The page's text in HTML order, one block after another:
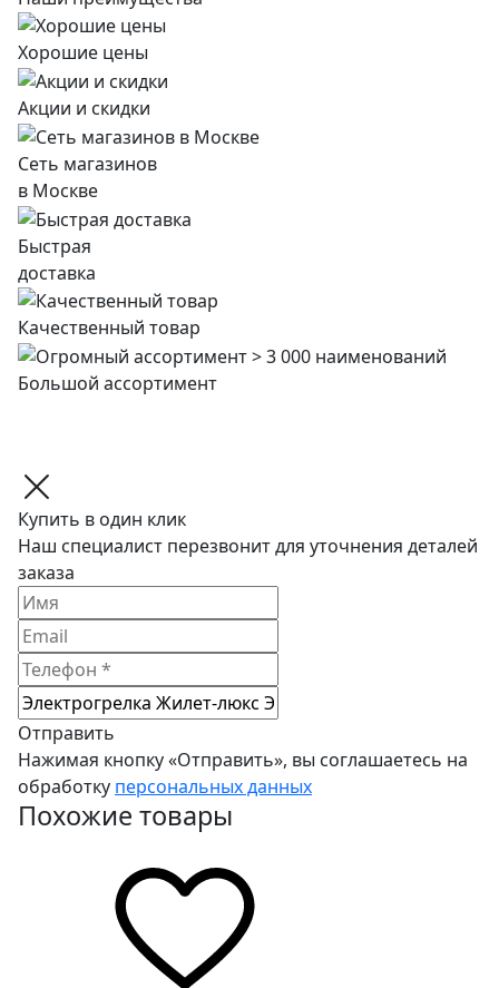
Хорошие цены
Акции и скидки
Сеть магазинов
в Москве
Быстрая
доставка
Качественный товар
Большой ассортимент
Купить в один клик
Наш специалист перезвонит для уточнения деталей
заказа
Отправить
Нажимая кнопку «Отправить», вы соглашаетесь на
обработку персональных данных
Похожие товары